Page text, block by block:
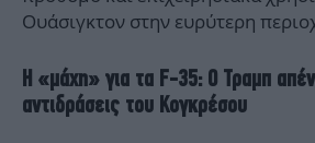
Ουάσιγκτον στην ευρύτερη
Η «μάχη» για τα F-35: Ο Τραμπ
αντιδράσεις του Κογκρέσου